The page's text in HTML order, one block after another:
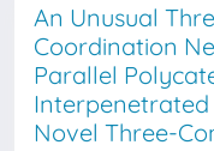
An Unusual
Coordination
Parallel
Interpenetrated
Novel Three-